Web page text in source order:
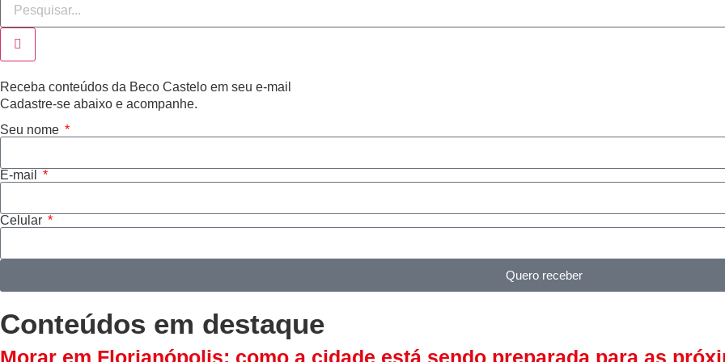
Receba conteúdos da Beco Castelo em seu e-mail
Cadastre-se abaixo e acompanhe.
Seu nome
E-mail
Celular
Quero receber
Conteúdos em destaque
Morar em Florianópolis: como a cidade está sendo preparada para as